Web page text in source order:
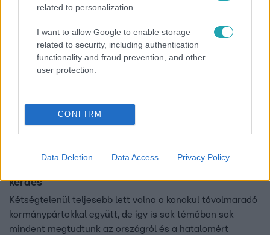
related to personalization.
I want to allow Google to enable storage
related to security, including authentication
functionality and fraud prevention, and other
user protection.
CONFIRM
Data Deletion Data Access Privacy Policy
Magyarul Balóval
kérdés"
Kétségtelenül teljesebb lett volna a konokul távolmaradó
kormánypártokkal együtt, de így is sok témában sok
mindent megtudtunk az országról és a hatalomért